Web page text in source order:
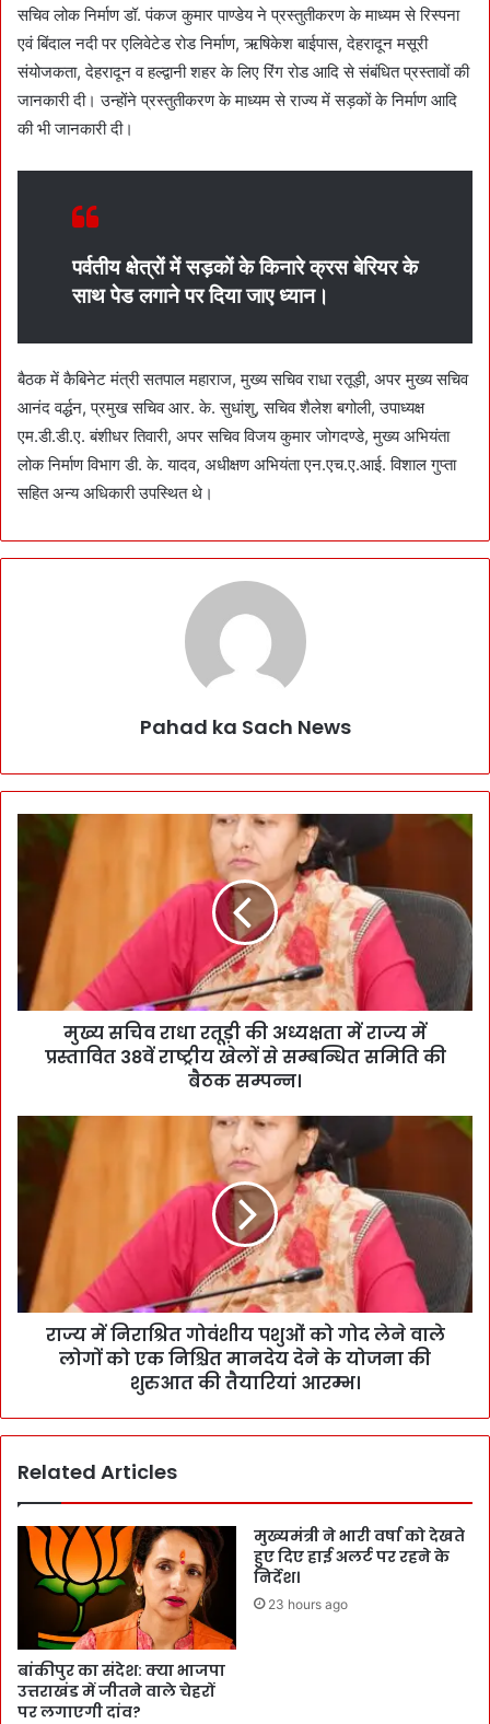
सचिव लोक निर्माण डॉ. पंकज कुमार पाण्डेय ने प्रस्तुतीकरण के माध्यम से रिस्पना
एवं बिंदाल नदी पर एलिवेटेड रोड निर्माण, ऋषिकेश बाईपास, देहरादून मसूरी
संयोजकता, देहरादून व हल्द्वानी शहर के लिए रिंग रोड आदि से संबंधित प्रस्तावों की
जानकारी दी। उन्होंने प्रस्तुतीकरण के माध्यम से राज्य में सड़कों के निर्माण आदि
की भी जानकारी दी।
पर्वतीय क्षेत्रों में सड़कों के किनारे क्रस बेरियर के
साथ पेड लगाने पर दिया जाए ध्यान।
बैठक में कैबिनेट मंत्री सतपाल महाराज, मुख्य सचिव राधा रतूड़ी, अपर मुख्य सचिव
आनंद वर्द्धन, प्रमुख सचिव आर. के. सुधांशु, सचिव शैलेश बगोली, उपाध्यक्ष
एम.डी.डी.ए. बंशीधर तिवारी, अपर सचिव विजय कुमार जोगदण्डे, मुख्य अभियंता
लोक निर्माण विभाग डी. के. यादव, अधीक्षण अभियंता एन.एच.ए.आई. विशाल गुप्ता
सहित अन्य अधिकारी उपस्थित थे।
Pahad ka Sach News
मुख्य सचिव राधा रतूड़ी की अध्यक्षता में राज्य में
प्रस्तावित 38वें राष्ट्रीय खेलों से सम्बन्धित समिति की
बैठक सम्पन्न।
राज्य में निराश्रित गोवंशीय पशुओं को गोद लेने वाले
लोगों को एक निश्चित मानदेय देने के योजना की
शुरुआत की तैयारियां आरम्भ।
Related Articles
बांकीपुर का संदेश: क्या भाजपा
उत्तराखंड में जीतने वाले चेहरों
पर लगाएगी दांव?
मुख्यमंत्री ने भारी वर्षा को देखते
हुए दिए हाई अलर्ट पर रहने के
निर्देश।
23 hours ago